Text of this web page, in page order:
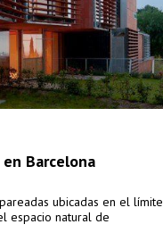
Barcelona
ubicadas en el límite
espacio natural de